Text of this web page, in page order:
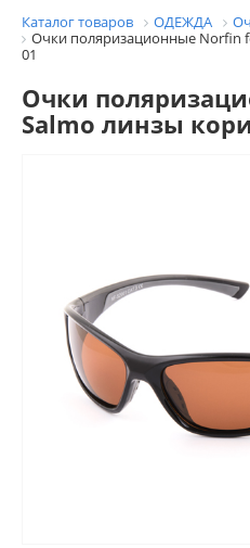
Каталог товаров ОДЕЖДА
Очки поляризационные Norfin
01
Очки
Salmo линзы